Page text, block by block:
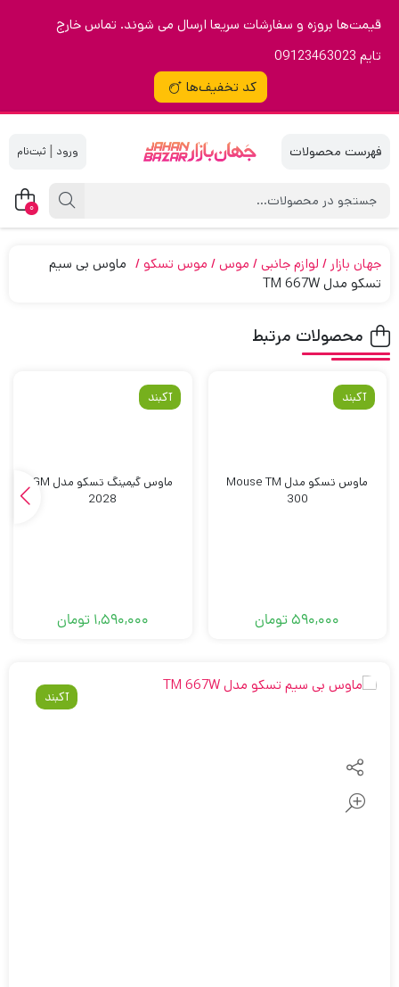
قیمت‌ها بروزه و سفارشات سریعا ارسال می شوند. تماس خارج
تایم 09123463023
کد تخفیف‌ها
|
0
جهان بازار لوازم جانبی موس موس تسکو
ماوس بی سیم
تسکو مدل TM 667W
محصولات مرتبط
آکبند
ماوس تسکو مدل Mouse TM
300
590,000تومان
آکبند
ماوس گیمینگ تسکو مدل GM
2028
1,590,000 تومان
آکبند